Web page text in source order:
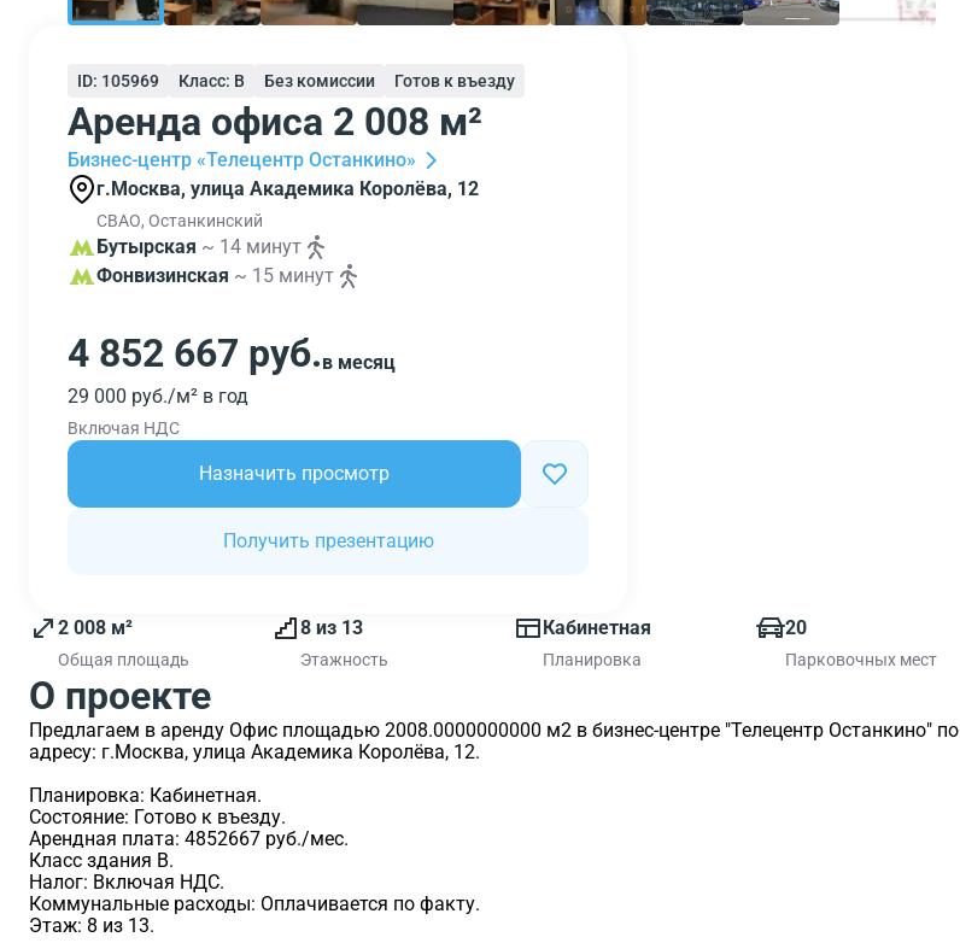
ID: 105969 Класс: B Без комиссии Готов к въезду
Аренда офиса 2 008 м²
Бизнес-центр «Телецентр Останкино»
г.Москва, улица Академика Королёва, 12
СВАО, Останкинский
Бутырская ~ 14 минут
Фонвизинская ~ 15 минут
4 852 667 руб.в месяц
29 000 руб./м² в год
Включая НДС
Назначить просмотр
Получить презентацию
2 008 м²
Общая площадь
8 из 13
Этажность
Кабинетная
Планировка
20
Парковочных мест
О проекте
Предлагаем в аренду Офис площадью 2008.0000000000 м2 в бизнес-центре "Телецентр Останкино" по
адресу: г.Москва, улица Академика Королёва, 12.
Планировка: Кабинетная.
Состояние: Готово к въезду.
Арендная плата: 4852667 руб./мес.
Класс здания B.
Налог: Включая НДС.
Коммунальные расходы: Оплачивается по факту.
Этаж: 8 из 13.